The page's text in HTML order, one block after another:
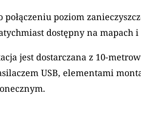
połączeniu poziom
dostępny na mapach
jest dostarczana z 10-
USB, elementami